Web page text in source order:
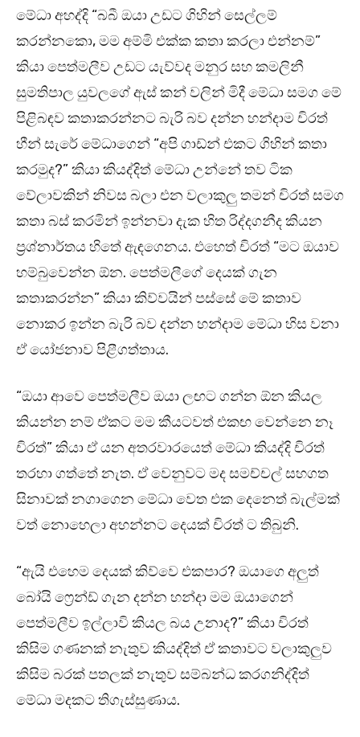
මේධා අහද්දි “බබී ඔයා උඩට ගිහින් සෙල්ලම්
කරන්නකො, මම අම්මි එක්ක කතා කරලා එන්නම්”
කියා පෙත්මලීව උඩට යැව්වද මනුර සහ කමලිනී
සුමතිපාල යුවලගේ ඇස් කන් වලින් මිදී මේධා සමග මේ
පිළිබඳව කතාකරන්නට බැරි බව දන්න හන්දාම චිරත්
හීන් සැරේ මේධාගෙන් “අපි ගාඩ්න් එකට ගිහින් කතා
කරමුද?” කියා කියද්දිත් මේධා උන්නේ තව ටික
වේලාවකින් නිවස බලා එන වලාකුලු තමන් චිරත් සමග
කතා බස් කරමින් ඉන්නවා දැක හිත රිද්දගනීද කියන
ප්‍රශ්නාර්තය හිතේ ඇඳගෙනය. එහෙත් චිරත් “මට ඔයාව
හම්බුවෙන්න ඕන. පෙත්මලීගේ දෙයක් ගැන
කතාකරන්න” කියා කිව්වයින් පස්සේ මේ කතාව
නොකර ඉන්න බැරි බව දන්න හන්දාම මේධා හිස වනා
ඒ යෝජනාව පිළීගත්තාය.
“ඔයා ආවෙ පෙත්මලීව ඔයා ලඟට ගන්න ඕන කියල
කියන්න නම් ඒකට මම කීයටවත් එකඟ වෙන්නෙ නෑ
චිරත්” කියා ඒ යන අතරවාරයෙත් මේධා කියද්දි චිරත්
තරහා ගත්තේ නැත. ඒ වෙනුවට මද සමච්චල් සහගත
සිනාවක් නගාගෙන මේධා වෙත එක දෙනෙත් බැල්මක්
වත් නොහෙලා අහන්නට දෙයක් චිරත් ට තිබුනි.
“ඇයි එහෙම දෙයක් කිව්වෙ එකපාර? ඔයාගෙ අලුත්
බෝයි ෆ්‍රෙන්ඩ් ගැන දන්න හන්දා මම ඔයාගෙන්
පෙත්මලීව ඉල්ලාවි කියල බය උනාද?” කියා චිරත්
කිසිම ගණනක් නැතුව කියද්දිත් ඒ කතාවට වලාකුලුව
කිසිම බරක් පතලක් නැතුව සම්බන්ධ කරගනිද්දිත්
මේධා මදකට තිගැස්සුණාය.